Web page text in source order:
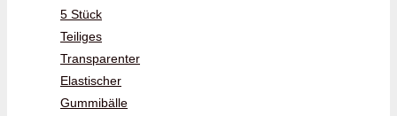
5 Stück
Teiliges
Transparenter
Elastischer
Gummibälle